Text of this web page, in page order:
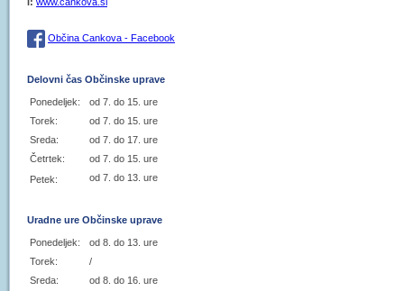
Občina Cankova - Facebook
Delovni čas Občinske uprave
Ponedeljek:
od 7. do 15. ure
Torek:
od 7. do 15. ure
Sreda:
od 7. do 17. ure
Četrtek:
od 7. do 15. ure
Petek:
od 7. do 13. ure
Uradne ure Občinske uprave
Ponedeljek:
od 8. do 13. ure
Torek:
/
Sreda:
od 8. do 16. ure